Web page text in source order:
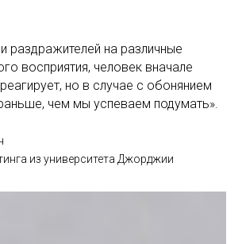
раздражителей на различные
восприятия, человек вначале
но в случае с обонянием
чем мы успеваем подумать».
из университета Джорджии